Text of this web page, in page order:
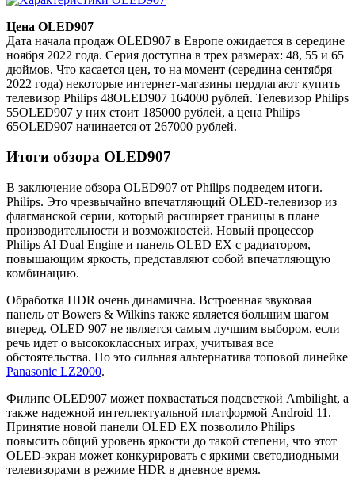
Цена OLED907
Дата начала продаж OLED907 в Европе ожидается в середине
ноября 2022 года. Серия доступна в трех размерах: 48, 55 и 65
дюймов. Что касается цен, то на момент (середина сентября
2022 года) некоторые интернет-магазины пердлагают купить
телевизор Philips 48OLED907 164000 рублей. Телевизор Philips
55OLED907 у них стоит 185000 рублей, а цена Philips
65OLED907 начинается от 267000 рублей.
Итоги обзора OLED907
В заключение обзора OLED907 от Philips подведем итоги.
Philips. Это чрезвычайно впечатляющий OLED-телевизор из
флагманской серии, который расширяет границы в плане
производительности и возможностей. Новый процессор
Philips AI Dual Engine и панель OLED EX с радиатором,
повышающим яркость, представляют собой впечатляющую
комбинацию.
Обработка HDR очень динамична. Встроенная звуковая
панель от Bowers & Wilkins также является большим шагом
вперед. OLED 907 не является самым лучшим выбором, если
речь идет о высококлассных играх, учитывая все
обстоятельства. Но это сильная альтернатива топовой линейке
Panasonic LZ2000.
Филипс OLED907 может похвастаться подсветкой Ambilight, а
также надежной интеллектуальной платформой Android 11.
Принятие новой панели OLED EX позволило Philips
повысить общий уровень яркости до такой степени, что этот
OLED-экран может конкурировать с яркими светодиодными
телевизорами в режиме HDR в дневное время.